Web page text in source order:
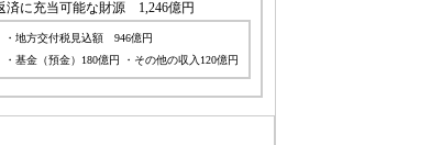
済に充当可能な財源 1,246億円
・地方交付税見込額 946億円
・基金（預金）180億円 ・その他の収入120億円